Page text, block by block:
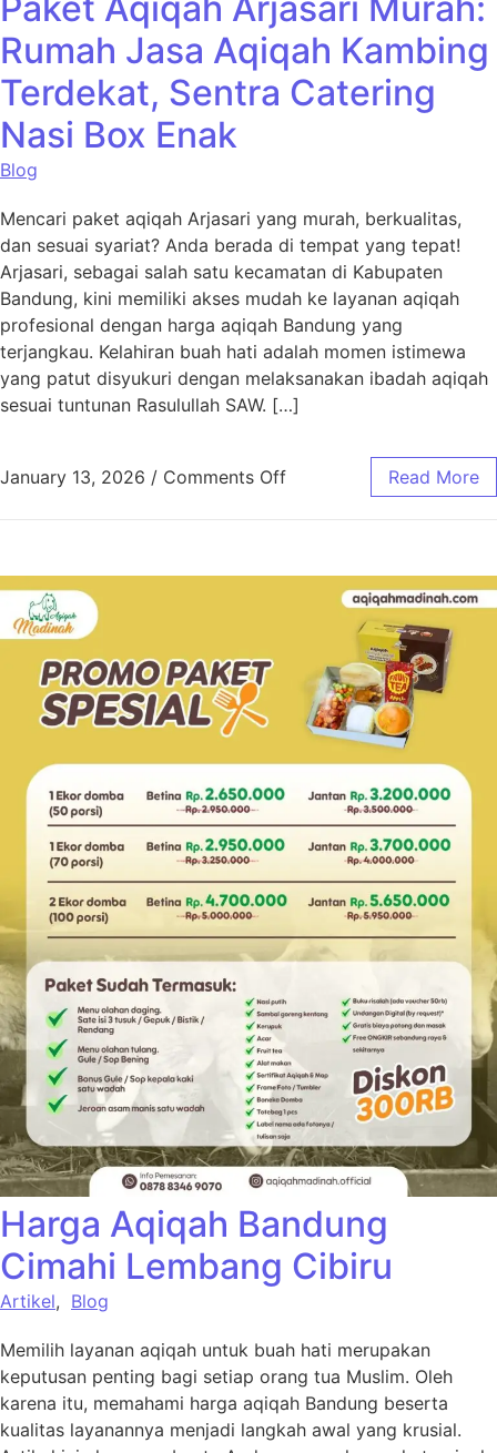
Rumah Jasa Aqiqah Kambing
Terdekat, Sentra Catering
Nasi Box Enak
Blog
Mencari paket aqiqah Arjasari yang murah, berkualitas,
dan sesuai syariat? Anda berada di tempat yang tepat!
Arjasari, sebagai salah satu kecamatan di Kabupaten
Bandung, kini memiliki akses mudah ke layanan aqiqah
profesional dengan harga aqiqah Bandung yang
terjangkau. Kelahiran buah hati adalah momen istimewa
yang patut disyukuri dengan melaksanakan ibadah aqiqah
sesuai tuntunan Rasulullah SAW. […]
January 13, 2026 / Comments Off Read More
Harga Aqiqah Bandung
Cimahi Lembang Cibiru
Artikel, Blog
Memilih layanan aqiqah untuk buah hati merupakan
keputusan penting bagi setiap orang tua Muslim. Oleh
karena itu, memahami harga aqiqah Bandung beserta
kualitas layanannya menjadi langkah awal yang krusial.